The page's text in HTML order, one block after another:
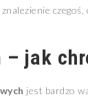
czegoś,
jak
jest bardzo